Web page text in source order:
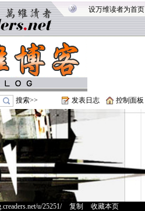
设万维读者为首页
搜索>> 发表日志 控制面板
u/25251/> 复制 收藏本页